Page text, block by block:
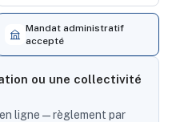
Mandat administratif
accepté
ou une collectivité
ligne — règlement par